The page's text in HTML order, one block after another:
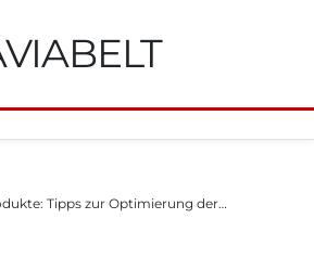
Tipps zur Optimierung der…